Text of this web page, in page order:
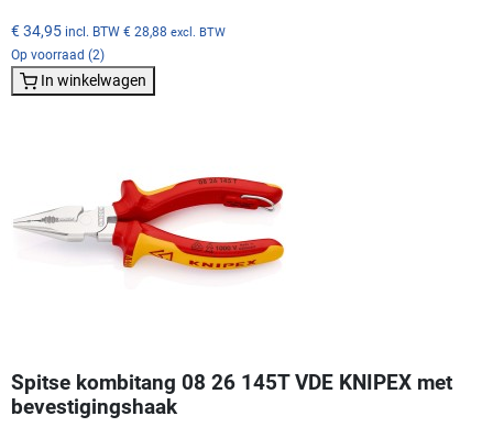
€ 34,95 incl. BTW € 28,88 excl. BTW
Op voorraad (2)
In winkelwagen
Spitse kombitang 08 26 145T VDE KNIPEX met
bevestigingshaak